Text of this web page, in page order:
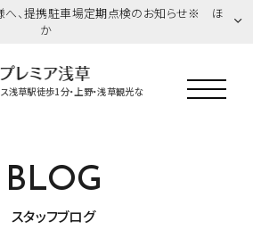
へ、提携駐車場定期点検のお知らせ※ ほ
か
浅草駅徒歩1分・上野・浅草観光な
BLOG
スタッフブログ